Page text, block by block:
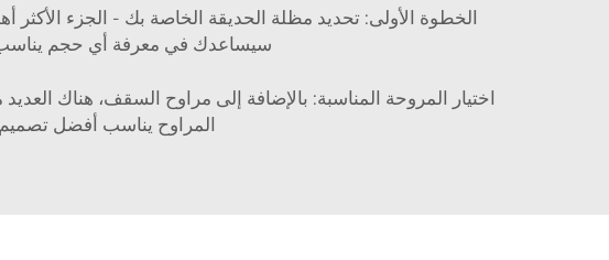
الخطوة الأولى: تحديد مظلة الحديقة الخاصة بك - الجزء
سيساعدك في معرفة أي حجم يناسب
اختيار المروحة المناسبة: بالإضافة إلى مراوح السقف، هناك
المراوح يناسب أفضل